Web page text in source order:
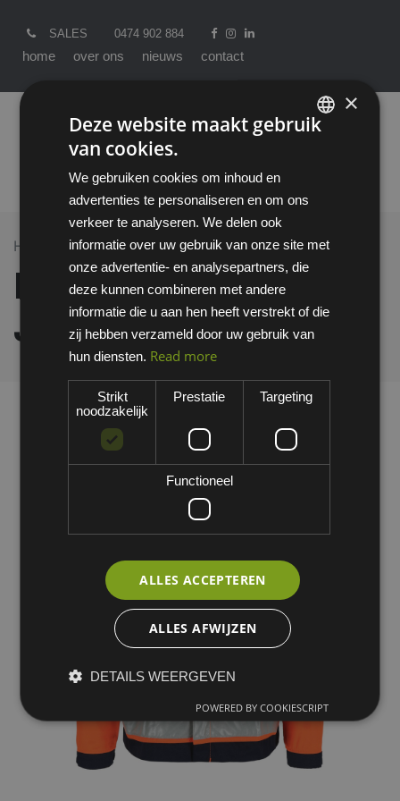
SALES 0474 902 884
home over ons nieuws contact
Home >All Products HYDROS HIGH VIZ JAS
HYDROS HIGH VIZ
JAS
×
Deze website maakt gebruik
van cookies.
We gebruiken cookies om inhoud en
advertenties te personaliseren en om ons
verkeer te analyseren. We delen ook
informatie over uw gebruik van onze site met
onze advertentie- en analysepartners, die
deze kunnen combineren met andere
informatie die u aan hen heeft verstrekt of die
zij hebben verzameld door uw gebruik van
hun diensten. Read more
Strikt
noodzakelijk
Prestatie Targeting
Functioneel
ALLES ACCEPTEREN
ALLES AFWIJZEN
DETAILS WEERGEVEN
POWERED BY COOKIESCRIPT